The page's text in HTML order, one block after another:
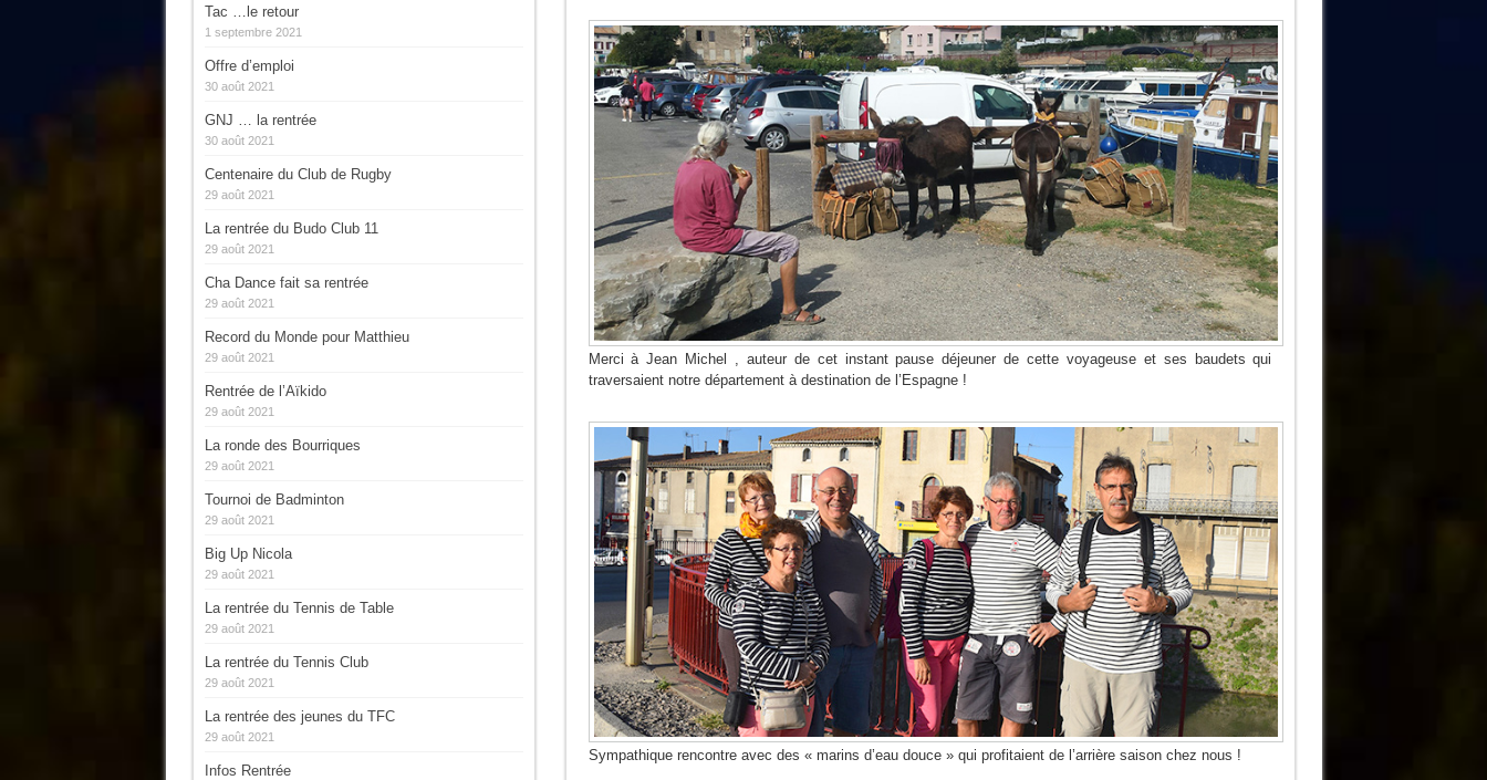
Merci à Jean Michel , auteur de cet instant pause déjeuner de cette voyageuse et ses baudets qui
traversaient notre département à destination de l’Espagne !
Sympathique rencontre avec des « marins d’eau douce » qui profitaient de l’arrière saison chez nous !
Tac …le retour
1 septembre 2021
Offre d’emploi
30 août 2021
GNJ … la rentrée
30 août 2021
Centenaire du Club de Rugby
29 août 2021
La rentrée du Budo Club 11
29 août 2021
Cha Dance fait sa rentrée
29 août 2021
Record du Monde pour Matthieu
29 août 2021
Rentrée de l’Aïkido
29 août 2021
La ronde des Bourriques
29 août 2021
Tournoi de Badminton
29 août 2021
Big Up Nicola
29 août 2021
La rentrée du Tennis de Table
29 août 2021
La rentrée du Tennis Club
29 août 2021
La rentrée des jeunes du TFC
29 août 2021
Infos Rentrée